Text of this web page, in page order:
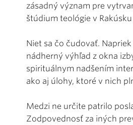
zásadný význam pre
štúdium teológie v
Niet sa čo čudovať.
nádherný výhľad z okna
spirituálnym nadšením
ako aj úlohy, ktoré v nich
Medzi ne určite patrilo
Zodpovednosť za iných